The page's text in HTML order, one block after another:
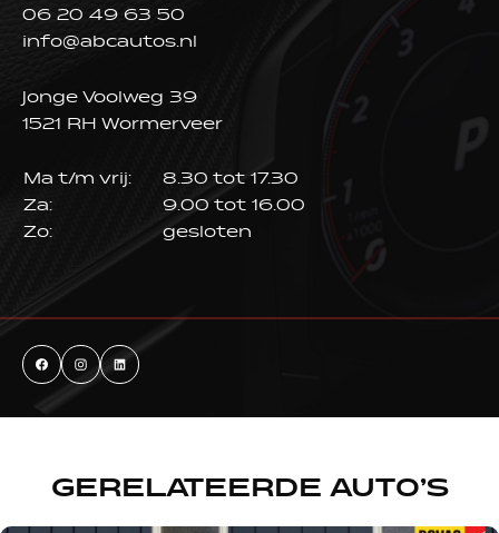
06 20 49 63 50
info@abcautos.nl
Jonge Voolweg 39
1521 RH Wormerveer
Ma t/m vrij:
8.30 tot 17.30
Za:
9.00 tot 16.00
Zo:
gesloten
GERELATEERDE AUTO’S